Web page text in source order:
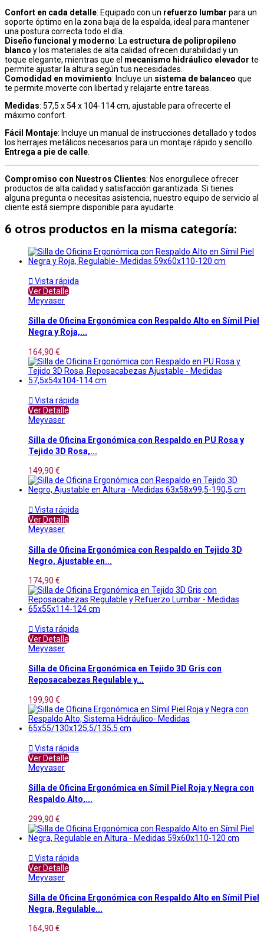
Confort en cada detalle: Equipado con un refuerzo lumbar para un
soporte óptimo en la zona baja de la espalda, ideal para mantener
una postura correcta todo el día.
Diseño funcional y moderno: La estructura de polipropileno
blanco y los materiales de alta calidad ofrecen durabilidad y un
toque elegante, mientras que el mecanismo hidráulico elevador te
permite ajustar la altura según tus necesidades.
Comodidad en movimiento: Incluye un sistema de balanceo que
te permite moverte con libertad y relajarte entre tareas.
Medidas: 57,5 x 54 x 104-114 cm, ajustable para ofrecerte el
máximo confort.
Fácil Montaje: Incluye un manual de instrucciones detallado y todos
los herrajes metálicos necesarios para un montaje rápido y sencillo.
Entrega a pie de calle
Compromiso con Nuestros Clientes: Nos enorgullece ofrecer
productos de alta calidad y satisfacción garantizada. Si tienes
alguna pregunta o necesitas asistencia, nuestro equipo de servicio al
cliente está siempre disponible para ayudarte.
6 otros productos en la misma categoría:
 Vista rápida
Ver Detalle
Meyvaser
Silla de Oficina Ergonómica con Respaldo Alto en Símil Piel
Negra y Roja,...
164,90 €
 Vista rápida
Ver Detalle
Meyvaser
Silla de Oficina Ergonómica con Respaldo en PU Rosa y
Tejido 3D Rosa,...
149,90 €
 Vista rápida
Ver Detalle
Meyvaser
Silla de Oficina Ergonómica con Respaldo en Tejido 3D
Negro, Ajustable en...
174,90 €
 Vista rápida
Ver Detalle
Meyvaser
Silla de Oficina Ergonómica en Tejido 3D Gris con
Reposacabezas Regulable y...
199,90 €
 Vista rápida
Ver Detalle
Meyvaser
Silla de Oficina Ergonómica en Símil Piel Roja y Negra con
Respaldo Alto,...
299,90 €
 Vista rápida
Ver Detalle
Meyvaser
Silla de Oficina Ergonómica con Respaldo Alto en Símil Piel
Negra, Regulable...
164,90 €